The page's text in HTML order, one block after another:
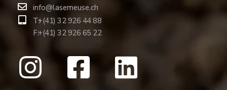
info@lasemeuse.ch
T:
F:
+(41) 32 926 44 88
+(41) 32 926 65 22